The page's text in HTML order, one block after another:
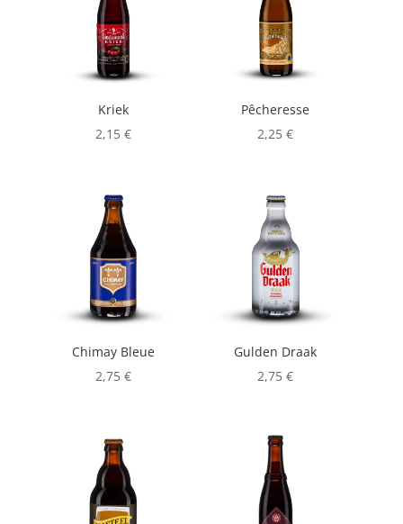
Kriek
2,15 €
Pêcheresse
2,25€
Chimay Bleue
2,75 €
Gulden Draak
2,75€